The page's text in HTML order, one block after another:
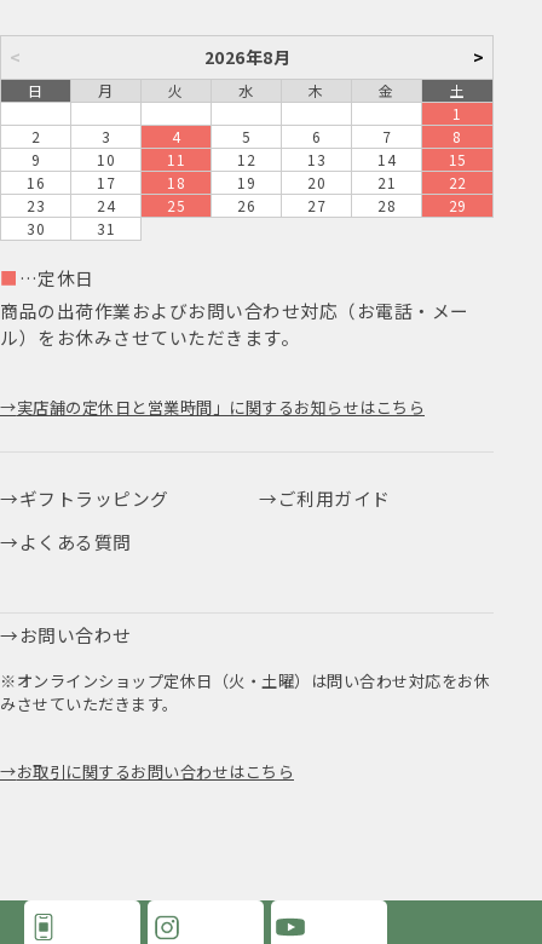
< 2026年8月 >
日 月 火 水 木 金
土
1
2
3 4 5 6 7
8
9
10 11 12 13 14
15
16
17 18 19 20 21
22
23
24 25 26 27 28
29
30
31
■ …定休日
商品の出荷作業およびお問い合わせ対応（お電話・メー
ル）をお休みさせていただきます。
実店舗の定休日と営業時間」に関するお知らせはこちら
ギフトラッピング
ご利用ガイド
よくある質問
お問い合わせ
※オンラインショップ定休日（火・土曜）は問い合わせ対応をお休
みさせていただきます。
お取引に関するお問い合わせはこちら